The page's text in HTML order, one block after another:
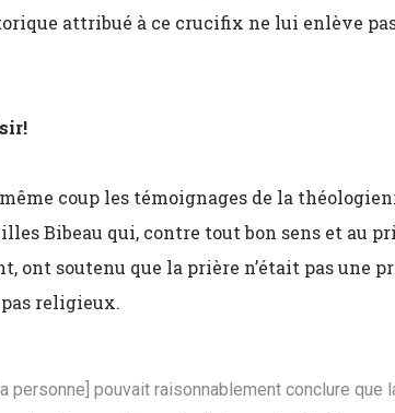
attribué à ce crucifix ne lui enlève
coup les témoignages de la
Bibeau qui, contre tout bon sens et au
soutenu que la prière n’était pas une
religieux.
personne] pouvait raisonnablement conclure que